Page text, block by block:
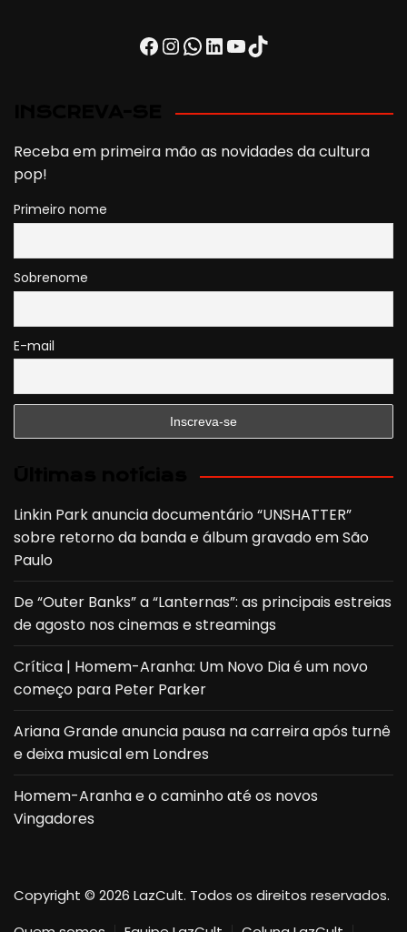
Facebook
Instagram
WhatsApp
LinkedIn
Youtube
TikTok
Receba em primeira mão as novidades da cultura
pop!
Primeiro nome
Sobrenome
E-mail
Linkin Park anuncia documentário “UNSHATTER”
sobre retorno da banda e álbum gravado em São
Paulo
De “Outer Banks” a “Lanternas”: as principais estreias
de agosto nos cinemas e streamings
Crítica | Homem-Aranha: Um Novo Dia é um novo
começo para Peter Parker
Ariana Grande anuncia pausa na carreira após turnê
e deixa musical em Londres
Homem-Aranha e o caminho até os novos
Vingadores
Copyright © 2026 LazCult. Todos os direitos reservados.